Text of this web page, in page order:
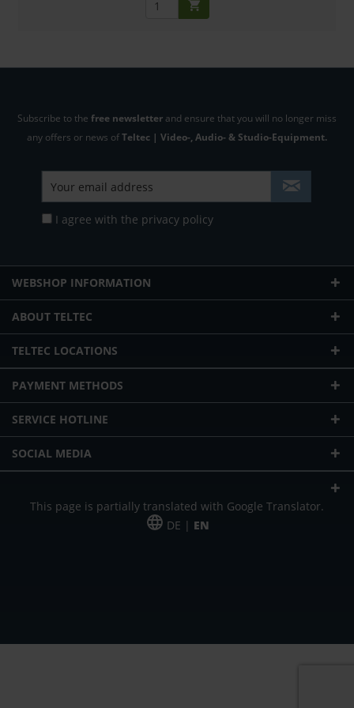
Subscribe to the free newsletter and ensure that you will no longer miss
any offers or news ofTeltec | Video-, Audio- & Studio-Equipment.
I agree with the privacy policy
WEBSHOP INFORMATION
ABOUT TELTEC
TELTEC LOCATIONS
PAYMENT METHODS
SERVICE HOTLINE
SOCIAL MEDIA
This page is partially translated with Google Translator.
DE | EN